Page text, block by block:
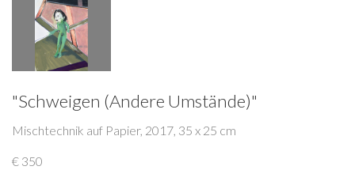
"Schweigen (Andere Umstände)"
Mischtechnik auf Papier, 2017, 35 x 25 cm
€ 350